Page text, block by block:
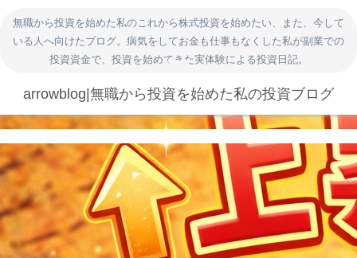
無職から投資を始めた私のこれから株式投資を始めたい、また、今して
いる人へ向けたブログ。病気をしてお金も仕事もなくした私が副業での
投資資金で、投資を始めてきた実体験による投資日記。
arrowblog|無職から投資を始めた私の投資ブログ